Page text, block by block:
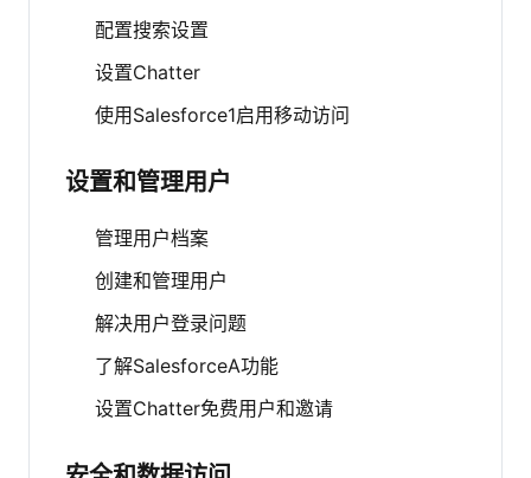
配置搜索设置
设置Chatter
使用Salesforce1启用移动访问
设置和管理用户
管理用户档案
创建和管理用户
解决用户登录问题
了解SalesforceA功能
设置Chatter免费用户和邀请